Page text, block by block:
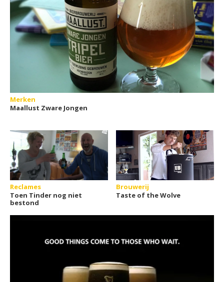
Merken
Maallust Zware Jongen
Reclames
Toen Tinder nog niet
bestond
Brouwerij
Taste of the Wolve